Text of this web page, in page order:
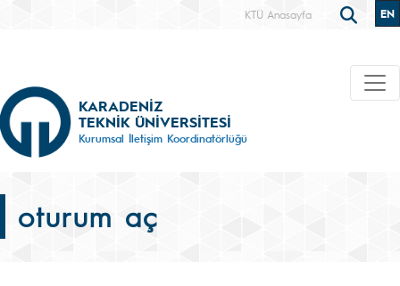
KTÜ Anasayfa EN
KARADENİZ
TEKNİK ÜNİVERSİTESİ
Kurumsal İletişim Koordinatörlüğü
oturum aç